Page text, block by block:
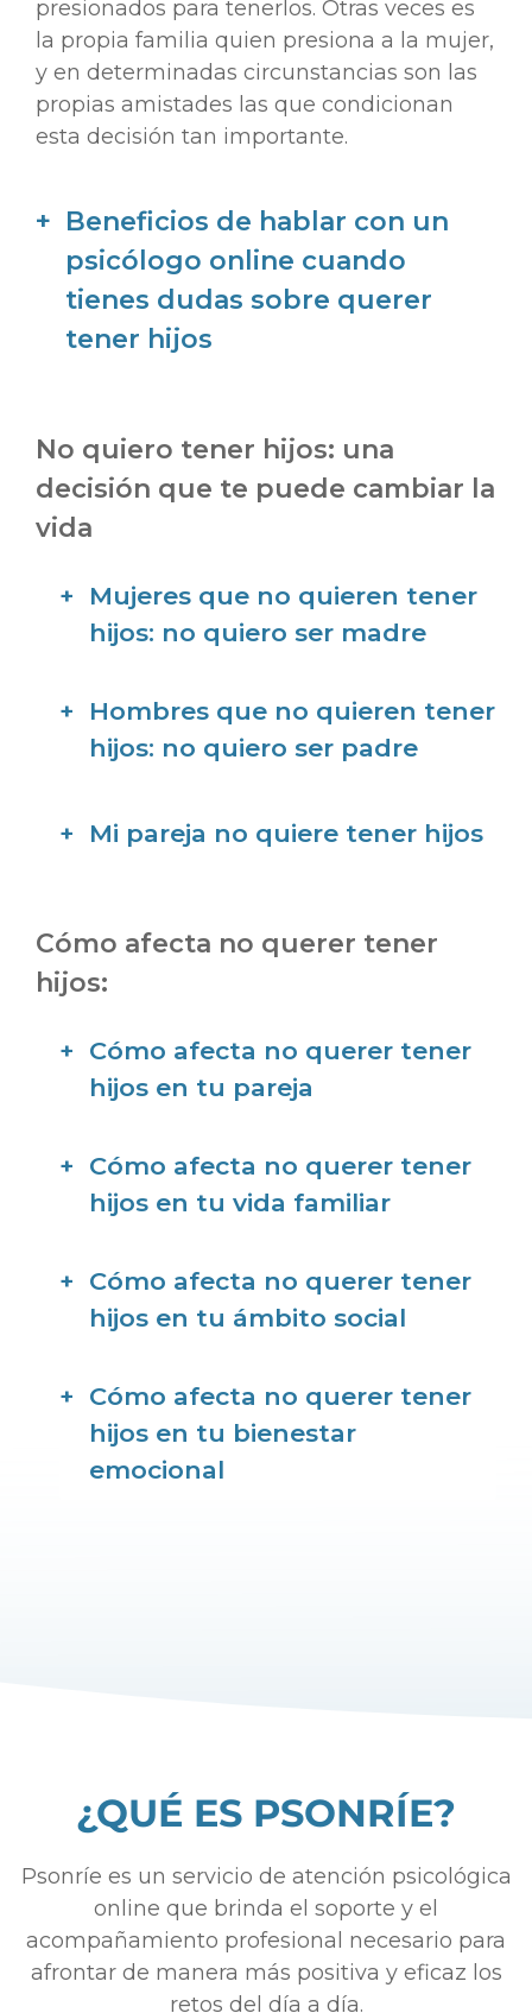
presionados para tenerlos. Otras veces es
la propia familia quien presiona a la mujer,
y en determinadas circunstancias son las
propias amistades las que condicionan
esta decisión tan importante.
Beneficios de hablar con un
psicólogo online cuando
tienes dudas sobre querer
tener hijos
No quiero tener hijos: una
decisión que te puede cambiar la
vida
Mujeres que no quieren tener
hijos: no quiero ser madre
Hombres que no quieren tener
hijos: no quiero ser padre
Mi pareja no quiere tener hijos
Cómo afecta no querer tener
hijos:
Cómo afecta no querer tener
hijos en tu pareja
Cómo afecta no querer tener
hijos en tu vida familiar
Cómo afecta no querer tener
hijos en tu ámbito social
Cómo afecta no querer tener
hijos en tu bienestar
emocional
¿QUÉ ES PSONRÍE?
Psonríe es un servicio de atención psicológica
online que brinda el soporte y el
acompañamiento profesional necesario para
afrontar de manera más positiva y eficaz los
retos del día a día.